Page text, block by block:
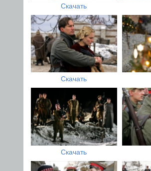
Скачать
Скачать
Скачать